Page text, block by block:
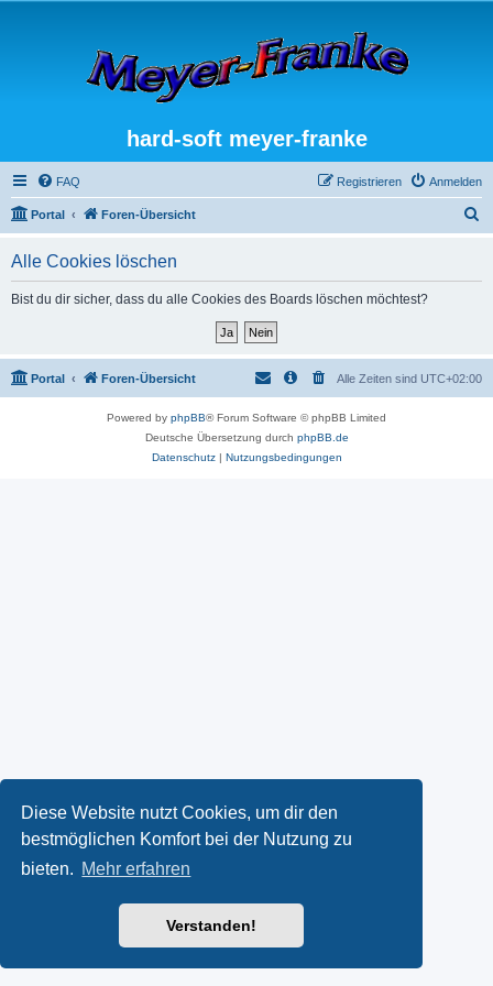
Diese Website nutzt Cookies, um dir den
bestmöglichen Komfort bei der Nutzung zu
bieten. Mehr erfahren
Verstanden!
hard-soft meyer-franke
FAQ Anmelden
Registrieren
Portal Foren-Übersicht
Alle Cookies löschen
Bist du dir sicher, dass du alle Cookies des Boards löschen möchtest?
Portal Foren-Übersicht Alle Zeiten sind UTC+02:00
Powered by phpBB® Forum Software © phpBB Limited
Deutsche Übersetzung durch phpBB.de
Datenschutz| Nutzungsbedingungen